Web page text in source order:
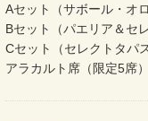
Aセット（サボール・オ
Bセット（パエリア＆セ
Cセット（セレクトタパ
アラカルト席（限定5席